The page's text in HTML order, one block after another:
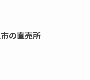
の直売所